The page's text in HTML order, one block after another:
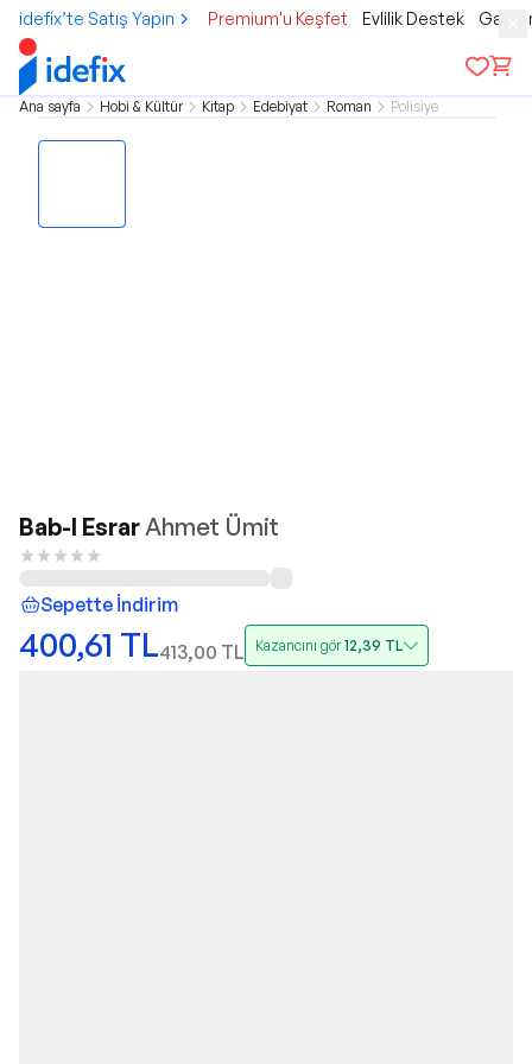
idefix’te Satış Yapın Premium'u Keşfet Evlilik Destek
Ana sayfa Hobi & Kültür Kitap Edebiyat Roman Polisiye
Bab-I EsrarAhmet Ümit
Sepette İndirim
400,61 TL413,00 TL Kazancını gör12,39 TL